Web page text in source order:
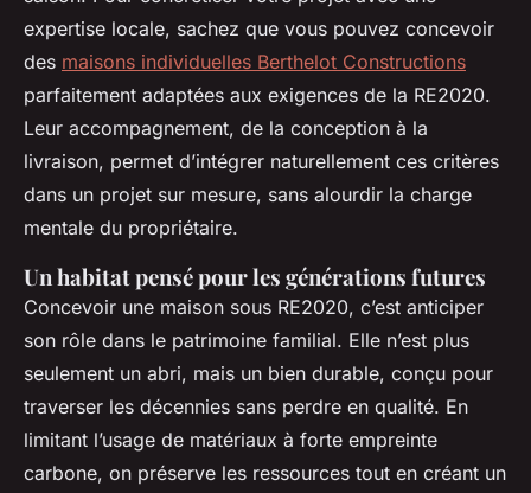
expertise locale, sachez que vous pouvez concevoir
des maisons individuelles Berthelot Constructions
parfaitement adaptées aux exigences de la RE2020.
Leur accompagnement, de la conception à la
livraison, permet d’intégrer naturellement ces critères
dans un projet sur mesure, sans alourdir la charge
mentale du propriétaire.
Un habitat pensé pour les générations futures
Concevoir une maison sous RE2020, c’est anticiper
son rôle dans le patrimoine familial. Elle n’est plus
seulement un abri, mais un bien durable, conçu pour
traverser les décennies sans perdre en qualité. En
limitant l’usage de matériaux à forte empreinte
carbone, on préserve les ressources tout en créant un